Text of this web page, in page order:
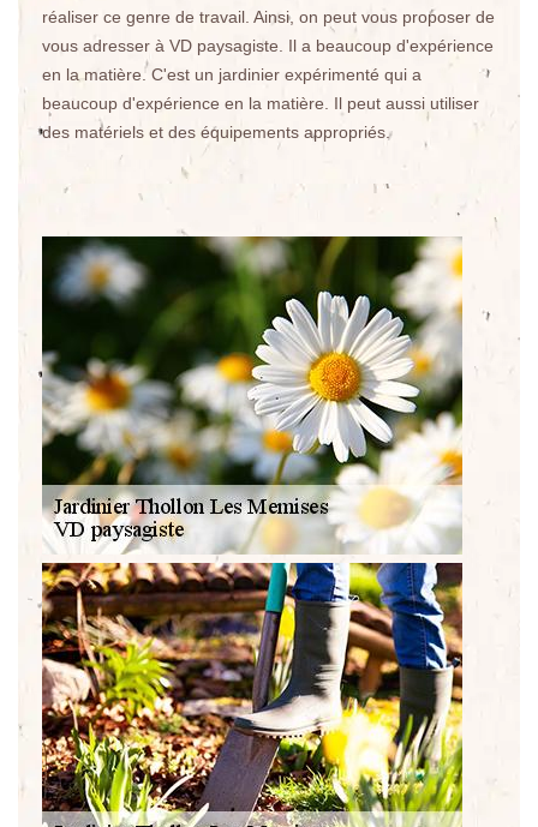
réaliser ce genre de travail. Ainsi, on peut vous proposer de
vous adresser à VD paysagiste. Il a beaucoup d'expérience
en la matière. C'est un jardinier expérimenté qui a
beaucoup d'expérience en la matière. Il peut aussi utiliser
des matériels et des équipements appropriés.